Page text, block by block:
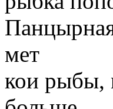
мет
кои рыбы,